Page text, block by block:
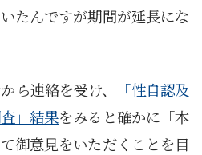
たんですが期間が延長にな
ら連絡を受け、
「性自認及
」結果をみると確かに「本
御意見をいただくことを目